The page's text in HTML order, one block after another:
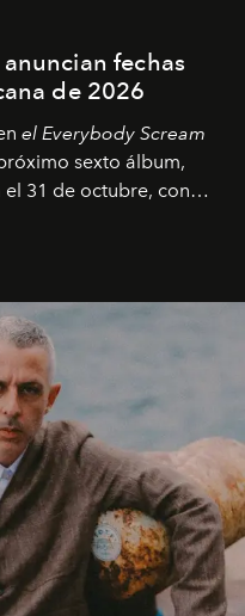
fechas
de 2026
el Everybody Scream
sexto álbum,
el 31 de octubre, con